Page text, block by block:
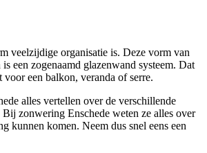
veelzijdige organisatie is. Deze vorm van
een zogenaamd glazenwand systeem. Dat
een balkon, veranda of serre.
alles vertellen over de verschillende
zonwering Enschede weten ze alles over
kunnen komen. Neem dus snel eens een